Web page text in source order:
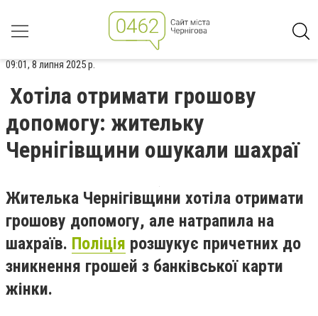
09:01, 8 липня 2025 р.
Хотіла отримати грошову
допомогу: жительку
Чернігівщини ошукали шахраї
Жителька Чернігівщини хотіла отримати
грошову допомогу, але натрапила на
шахраїв. Поліція розшукує причетних до
зникнення грошей з банківської карти
жінки.